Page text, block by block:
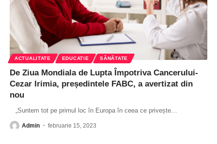
ACTUALITATE EDUCATIE SĂNĂTATE
De Ziua Mondiala de Lupta Împotriva Cancerului-
Cezar Irimia, președintele FABC, a avertizat din
nou
„Suntem tot pe primul loc în Europa în ceea ce privește
Admin februarie 15, 2023